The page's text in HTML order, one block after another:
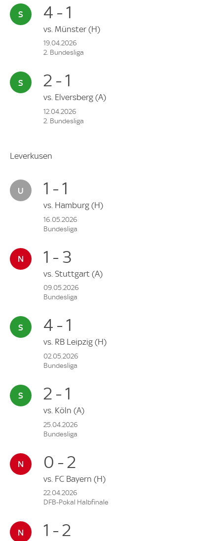
4 - 1
vs. Münster (H)
19.04.2026
2. Bundesliga
2 - 1
vs. Elversberg (A)
12.04.2026
2. Bundesliga
Leverkusen
1 - 1
vs. Hamburg (H)
16.05.2026
Bundesliga
1 - 3
vs. Stuttgart (A)
09.05.2026
Bundesliga
4 - 1
vs. RB Leipzig (H)
02.05.2026
Bundesliga
2 - 1
vs. Köln (A)
25.04.2026
Bundesliga
0 - 2
vs. FC Bayern (H)
22.04.2026
DFB-Pokal Halbfinale
1 - 2